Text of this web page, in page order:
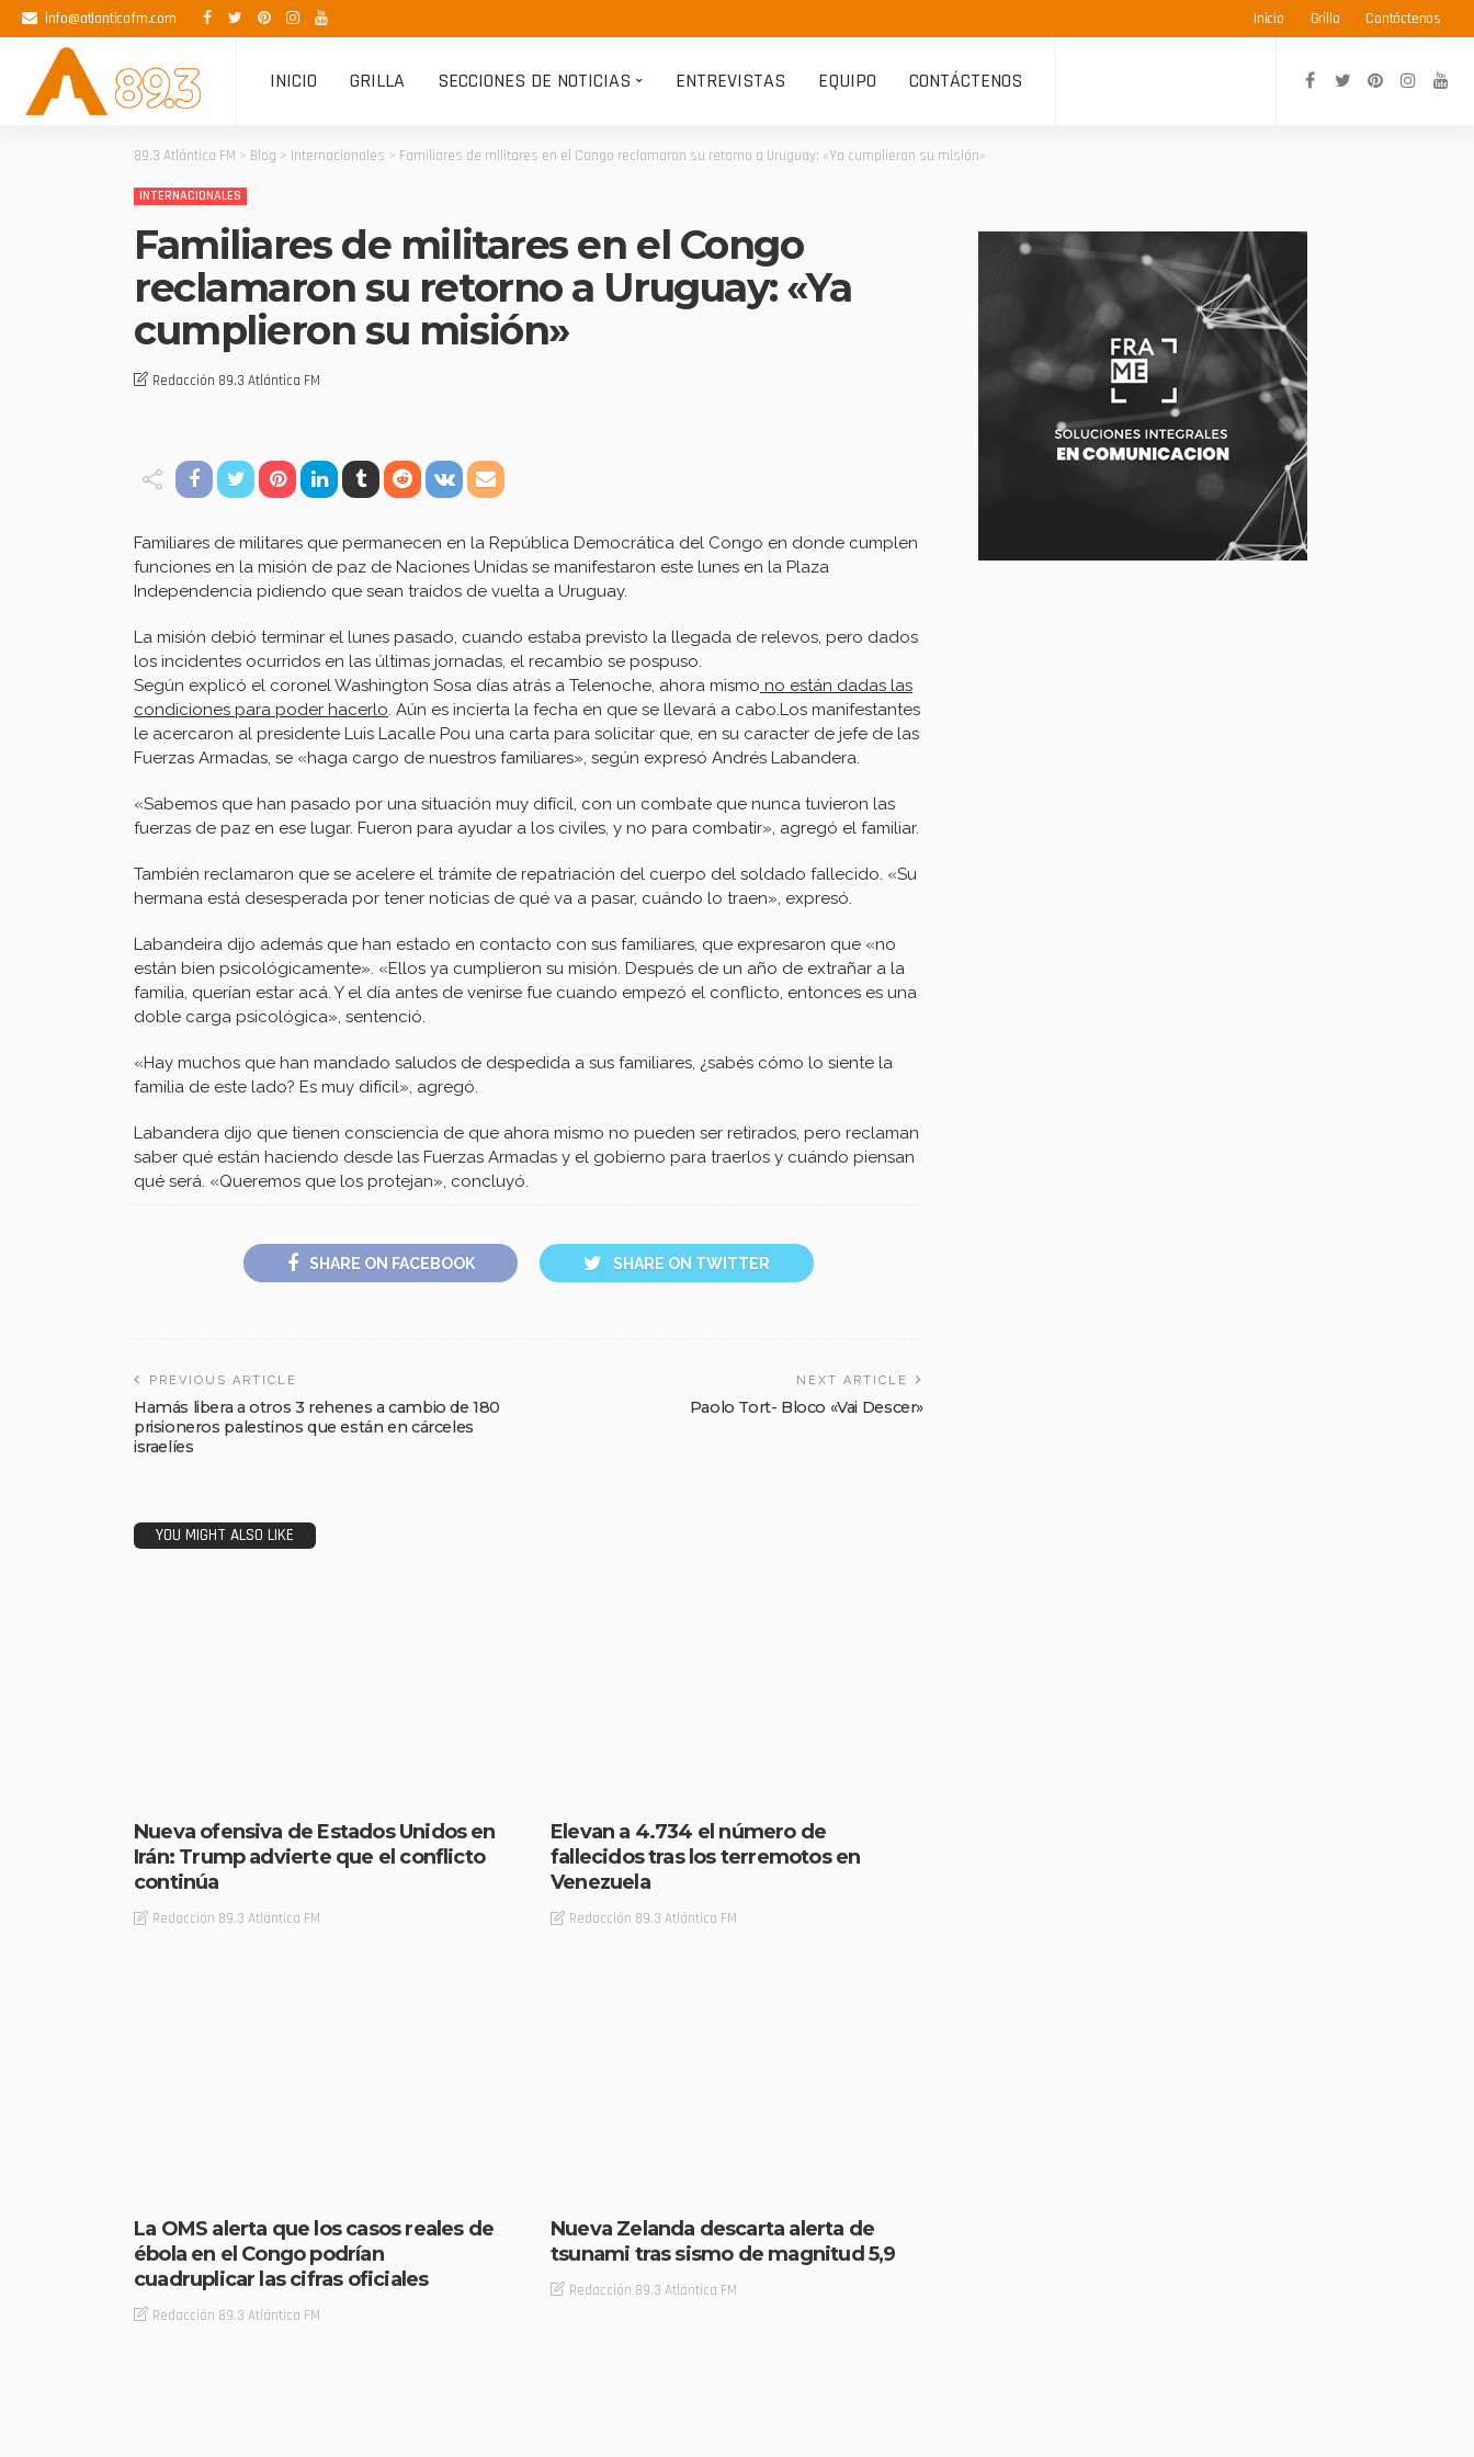
info@atlanticafm.com Inicio Grilla Contáctenos
INICIO GRILLA SECCIONES DE NOTICIAS ENTREVISTAS EQUIPO CONTÁCTENOS
89.3 Atlántica FM > Blog > Internacionales > Familiares de militares en el Congo reclamaron su retorno a Uruguay: «Ya cumplieron su misión»
INTERNACIONALES
Familiares de militares en el Congo
reclamaron su retorno a Uruguay: «Ya
cumplieron su misión»
Redacción 89.3 Atlántica FM
Familiares de militares que permanecen en la República Democrática del Congo en donde cumplen
funciones en la misión de paz de Naciones Unidas se manifestaron este lunes en la Plaza
Independencia pidiendo que sean traidos de vuelta a Uruguay.
La misión debió terminar el lunes pasado, cuando estaba previsto la llegada de relevos, pero dados
los incidentes ocurridos en las últimas jornadas, el recambio se pospuso.
Según explicó el coronel Washington Sosa días atrás a Telenoche, ahora mismo no están dadas las
condiciones para poder hacerlo. Aún es incierta la fecha en que se llevará a cabo.Los manifestantes
le acercaron al presidente Luis Lacalle Pou una carta para solicitar que, en su caracter de jefe de las
Fuerzas Armadas, se «haga cargo de nuestros familiares», según expresó Andrés Labandera.
«Sabemos que han pasado por una situación muy difícil, con un combate que nunca tuvieron las
fuerzas de paz en ese lugar. Fueron para ayudar a los civiles, y no para combatir», agregó el familiar.
También reclamaron que se acelere el trámite de repatriación del cuerpo del soldado fallecido. «Su
hermana está desesperada por tener noticias de qué va a pasar, cuándo lo traen», expresó.
Labandeira dijo además que han estado en contacto con sus familiares, que expresaron que «no
están bien psicológicamente». «Ellos ya cumplieron su misión. Después de un año de extrañar a la
familia, querían estar acá. Y el día antes de venirse fue cuando empezó el conflicto, entonces es una
doble carga psicológica», sentenció.
«Hay muchos que han mandado saludos de despedida a sus familiares, ¿sabés cómo lo siente la
familia de este lado? Es muy difícil», agregó.
Labandera dijo que tienen consciencia de que ahora mismo no pueden ser retirados, pero reclaman
saber qué están haciendo desde las Fuerzas Armadas y el gobierno para traerlos y cuándo piensan
qué será. «Queremos que los protejan», concluyó.
SHARE ON FACEBOOK SHARE ON TWITTER
PREVIOUS ARTICLE
Hamás libera a otros 3 rehenes a cambio de 180
prisioneros palestinos que están en cárceles
israelíes
NEXT ARTICLE
Paolo Tort- Bloco «Vai Descer»
YOU MIGHT ALSO LIKE
Nueva ofensiva de Estados Unidos en
Irán: Trump advierte que el conflicto
continúa
Redacción 89.3 Atlántica FM
Elevan a 4.734 el número de
fallecidos tras los terremotos en
Venezuela
Redacción 89.3 Atlántica FM
La OMS alerta que los casos reales de
ébola en el Congo podrían
cuadruplicar las cifras oficiales
Redacción 89.3 Atlántica FM
Nueva Zelanda descarta alerta de
tsunami tras sismo de magnitud 5,9
Redacción 89.3 Atlántica FM